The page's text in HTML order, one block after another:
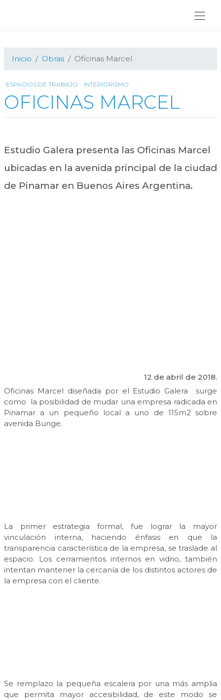
Inicio
Obras Oficinas Marcel
ESPACIOS DE TRABAJO INTERIORISMO
OFICINAS MARCEL
Estudio Galera presenta las Oficinas Marcel
ubicadas en la avenida principal de la ciudad
de Pinamar en Buenos Aires Argentina.
12 de abril de 2018.
Oficinas Marcel diseñada por el Estudio Galera surge
como la posibilidad de mudar una empresa radicada en
Pinamar a un pequeño local a uno de 115m2 sobre
avenida Bunge.
La primer estrategia formal, fue lograr la mayor
vinculación interna, haciendo énfasis en que la
transparencia característica de la empresa, se traslade al
espacio. Los cerramientos internos en vidrio, también
intentan mantener la cercanía de los distintos actores de
la empresa con el cliente.
Se remplazo la pequeña escalera por una más amplia
que permita mayor accesibilidad, de este modo se